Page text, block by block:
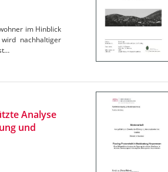
im Hinblick
nachhaltiger
Analyse
und